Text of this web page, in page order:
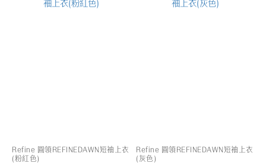
Refine 圓領REFINEDAWN短袖上衣
(粉紅色)
Refine 圓領REFINEDAWN短袖上衣
(灰色)